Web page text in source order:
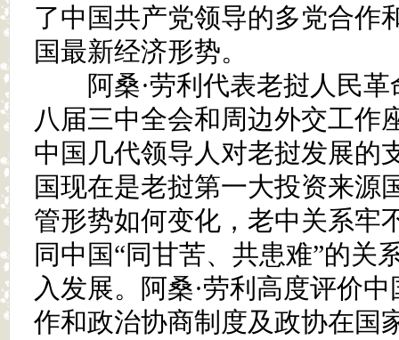
了中国共产党领导的多党合作
国最新经济形势。
阿桑·劳利代表老挝人民革
八届三中全会和周边外交工作
中国几代领导人对老挝发展的
国现在是老挝第一大投资来源
管形势如何变化，老中关系牢
同中国“同甘苦、共患难”的关
入发展。阿桑·劳利高度评价
作和政治协商制度及政协在国